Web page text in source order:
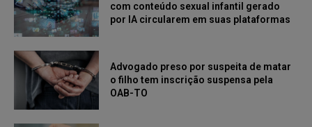
com conteúdo sexual infantil gerado
por IA circularem em suas plataformas
Advogado preso por suspeita de matar
o filho tem inscrição suspensa pela
OAB-TO